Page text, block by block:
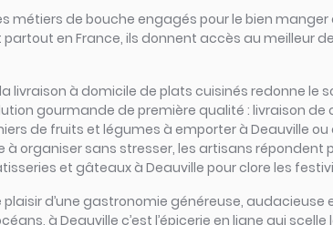
de bouche engagés pour le bien
en France, ils donnent accès au meilleur
livraison à domicile de plats cuisinés redonne le
gourmande de première qualité : livraison
de fruits et légumes à emporter à Deauville ou
organiser sans stresser, les artisans répondent
et gâteaux à Deauville pour clore les
d’une gastronomie généreuse,
à Deauville c’est l’épicerie en ligne qui